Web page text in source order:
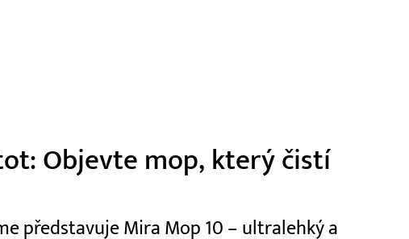
Objevte mop, který čistí
představuje Mira Mop 10 – ultralehký a